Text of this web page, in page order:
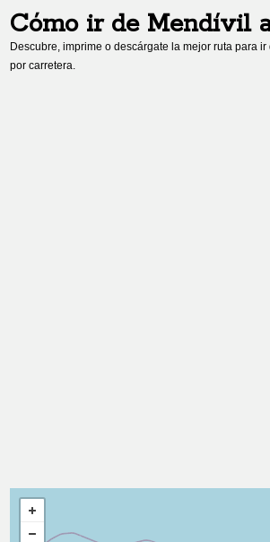
Cómo ir de Mendívil
Descubre, imprime o descárgate la mejor ruta para ir
por carretera.